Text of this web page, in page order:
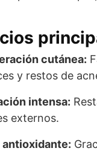
cutánea:
y restos de
intensa:
externos.